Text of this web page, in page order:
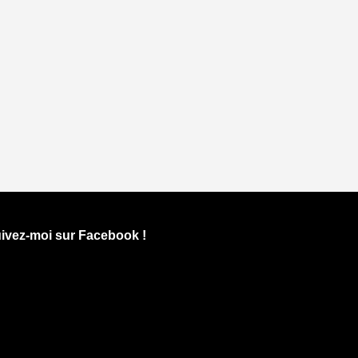
moi sur Facebook !